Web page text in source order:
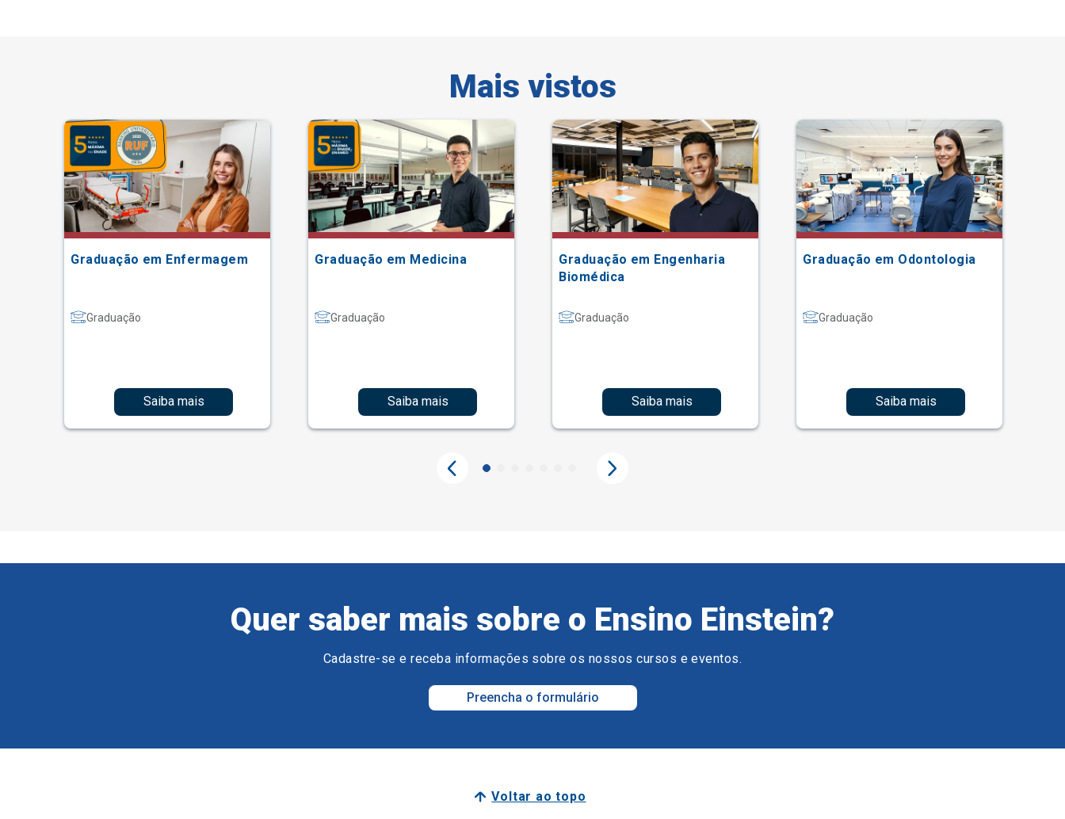
Mais vistos
Graduação em Enfermagem
Graduação
Saiba mais
Graduação em Medicina
Graduação
Saiba mais
Graduação em Engenharia
Biomédica
Graduação
Saiba mais
Graduação em Odontologia
Graduação
Saiba mais
Quer saber mais sobre o Ensino Einstein?
Cadastre-se e receba informações sobre os nossos cursos e eventos.
Preencha o formulário
Voltar ao topo